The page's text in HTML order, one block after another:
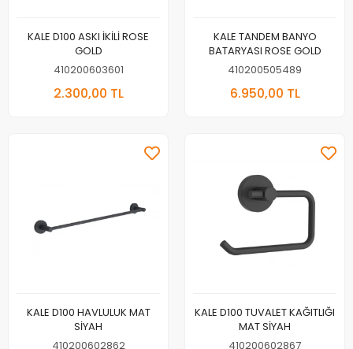
KALE D100 ASKI İKİLİ ROSE
GOLD
410200603601
2.300,00 TL
KALE TANDEM BANYO
BATARYASI ROSE GOLD
410200505489
6.950,00 TL
KALE D100 HAVLULUK MAT
SİYAH
410200602862
KALE D100 TUVALET KAĞITLIĞI
MAT SİYAH
410200602867